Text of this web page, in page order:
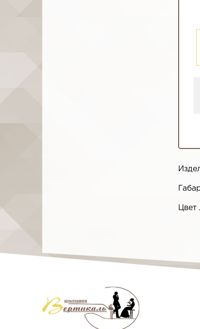
Цвет